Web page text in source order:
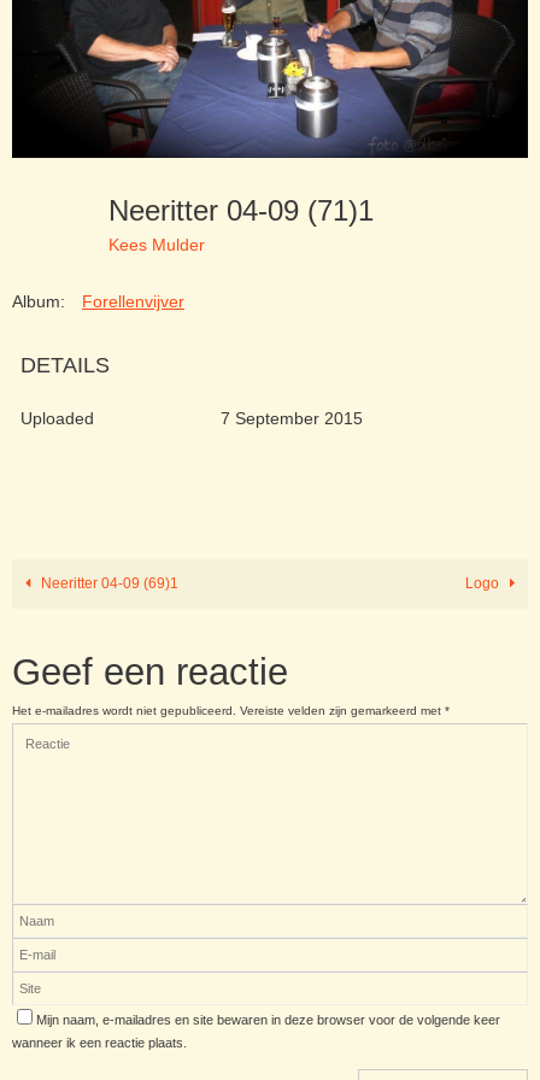
Neeritter 04-09 (71)1
Kees Mulder
Album: Forellenvijver
DETAILS
Uploaded 7 September 2015
Neeritter 04-09 (69)1 Logo
Geef een reactie
Het e-mailadres wordt niet gepubliceerd. Vereiste velden zijn gemarkeerd met *
Mijn naam, e-mailadres en site bewaren in deze browser voor de volgende keer
wanneer ik een reactie plaats.